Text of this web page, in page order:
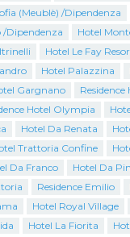
(Meublè) /Dipendenza
/Dipendenza Hotel
Hotel Le Fay
Hotel Palazzina
Gargnano
Hotel Olympia
Hotel Da Renata
Trattoria Confine
Da Franco Hotel Da
Residence Emilio
Hotel Royal Village
Hotel La Fiorita